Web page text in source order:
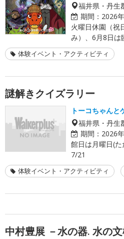
福井県・丹生
期間： 2026
火曜日休園（祝
み）、6月8日は
体験イベント・アクティビティ
謎解きクイズラリー
トーコちゃん
福井県・丹生
期間： 2026
館日は月曜日(た
7/21
体験イベント・アクティビティ
中村豊展 －水の器. 水の文